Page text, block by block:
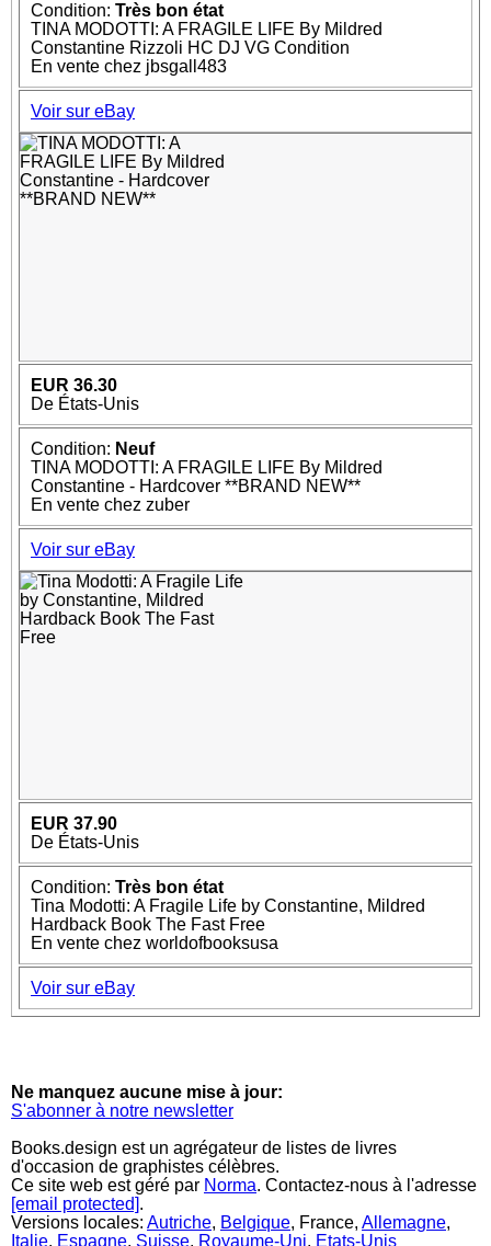
Condition: Très bon état
TINA MODOTTI: A FRAGILE LIFE By Mildred
Constantine Rizzoli HC DJ VG Condition
En vente chez jbsgall483
Voir sur eBay
EUR 36.30
De États-Unis
Condition: Neuf
TINA MODOTTI: A FRAGILE LIFE By Mildred
Constantine - Hardcover **BRAND NEW**
En vente chez zuber
Voir sur eBay
EUR 37.90
De États-Unis
Condition: Très bon état
Tina Modotti: A Fragile Life by Constantine, Mildred
Hardback Book The Fast Free
En vente chez worldofbooksusa
Voir sur eBay
Ne manquez aucune mise à jour:
S'abonner à notre newsletter
Books.design est un agrégateur de listes de livres
d'occasion de graphistes célèbres.
Ce site web est géré par Norma. Contactez-nous à l'adresse
[email protected].
Versions locales: Autriche, Belgique, France, Allemagne,
Italie, Espagne, Suisse, Royaume-Uni, Etats-Unis